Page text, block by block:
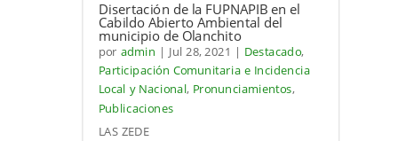
Disertación de la FUPNAPIB en el
Cabildo Abierto Ambiental del
municipio de Olanchito
por admin | Jul 28, 2021 | Destacado,
Participación Comunitaria e Incidencia
Local y Nacional, Pronunciamientos,
Publicaciones
LAS ZEDE